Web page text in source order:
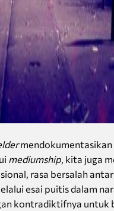
mendokumentasikan
mediumship , kita juga
rasa bersalah
esai puitis dalam
kontradiktifnya untuk